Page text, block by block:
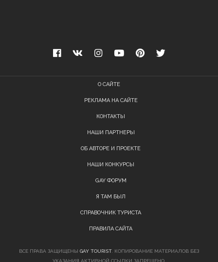
О САЙТЕ
РЕКЛАМА НА САЙТЕ
КОНТАКТЫ
НАШИ ПАРТНЕРЫ
ОБ АВТОРЕ И ПРОЕКТЕ
НАШИ КОНКУРСЫ
GAY ФОРУМ
Я ТАМ БЫЛ
СПРАВОЧНИК ТУРИСТА
ПРАВИЛА САЙТА
ВСЕ ПРАВА ЗАЩИЩЕНЫ GAY TOURIST. КОПИРОВАНИЕ МАТЕРИАЛОВ БЕЗ
УКАЗАНИЯ АКТИВНОЙ ССЫЛКИ ЗАПРЕЩЕНО.